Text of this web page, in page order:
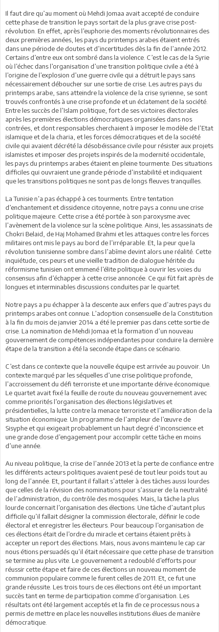
Il faut dire qu’au moment où Mehdi Jomaa avait accepté de conduire
cette phase de transition le pays sortait de la plus grave crise post-
révolution. En effet, après l’euphorie des moments révolutionnaires des
deux premières années, les pays du printemps arabes étaient entrés
dans une période de doutes et d’incertitudes dès la fin de l’année 2012.
Certains d’entre eux ont sombré dans la violence. C’est le cas de la Syrie
où l’échec dans l’organisation d’une transition politique civile a été à
l’origine de l’explosion d’une guerre civile qui a détruit le pays sans
nécessairement déboucher sur une sortie de crise. Les autres pays du
printemps arabe, sans atteindre la violence de la crise syrienne, se sont
trouvés confrontés à une crise profonde et un éclatement de la société.
Entre les succès de l’Islam politique, fort de ses victoires électorales
après les premières élections démocratiques organisées dans nos
contrées, et dont responsables cherchaient à imposer le modèle de l’Etat
islamique et de la charia, et les forces démocratiques et de la société
civile qui avaient décrété la désobéissance civile pour résister aux projets
islamistes et imposer des projets inspirés de la modernité occidentale,
les pays du printemps arabes étaient en pleine tourmente. Des situations
difficiles qui ouvraient une grande période d’instabilité et indiquaient
que les transitions politiques ne sont pas de longs fleuves tranquilles.
La Tunisie n’a pas échappé à ces tourments. Entre tentation
d’enchantement et dissidence citoyenne, notre pays a connu une crise
politique majeure. Cette crise a été portée à son paroxysme avec
l’avènement de la violence sur la scène politique. Ainsi, les assassinats de
Chokri Belaid, de Haj Mohamed Brahmi et les attaques contre les forces
militaires ont mis le pays au bord de l’irréparable. Et, la peur que la
révolution tunisienne sombre dans l’abîme devint alors une réalité. Cette
inquiétude, ces peurs et une vieille tradition de dialogue héritée du
réformisme tunisien ont emmené l’élite politique à ouvrir les voies du
consensus afin d’échapper à cette crise annoncée. Ce qui fût fait après de
longues et interminables discussions conduites par le quartet.
Notre pays a pu échapper à la descente aux enfers que d’autres pays du
printemps arabes ont connue. L’adoption consensuelle de la Constitution
à la fin du mois de janvier 2014 a été le premier pas dans cette sortie de
crise. La nomination de Mehdi Jomaa et la formation d’un nouveau
gouvernement de compétences indépendantes pour conduire la dernière
étape de la transition a été la seconde étape dans ce scénario.
C’est dans ce contexte que la nouvelle équipe est arrivée au pouvoir. Un
contexte marqué par les séquelles d’une crise politique profonde,
l’accroissement du défi terroriste et une importante dérive économique.
Le quartet avait fixé la feuille de route du nouveau gouvernement avec
comme priorités l’organisation des élections législatives et
présidentielles, la lutte contre la menace terroriste et l’amélioration de la
situation économique. Un programme de l’ampleur de l’œuvre de
Sisyphe et qui exigeait probablement un haut degré d’inconscience et
une grande dose d’engagement pour accomplir cette tâche en moins
d’une année.
Au niveau politique, la crise de l’année 2013 et la perte de confiance entre
les différents acteurs politiques avaient pesé de tout leur poids tout au
long de l’année. Et, pourtant il fallait s’atteler à des tâches aussi lourdes
que celles de la révision des nominations pour s’assurer de la neutralité
de l’administration, du contrôle des mosquées. Mais, la tâche la plus
lourde concernait l’organisation des élections. Une tâche d’autant plus
difficile qu’il fallait désigner la commission électorale, définir le code
électoral et enregistrer les électeurs. Pour beaucoup l’organisation de
ces élections était de l’ordre du miracle et certains étaient prêts à
accepter un report des élections. Mais, nous avons maintenu le cap car
nous étions persuadés qu’il était nécessaire que cette phase de transition
se termine au plus vite. Le gouvernement a redoublé d’efforts pour
réussir cette étape et faire de ces élections un nouveau moment de
communion populaire comme le furent celles de 2011. Et, ce fut une
grande réussite. Les trois tours de ces élections ont été un important
succès tant en terme de participation comme d’organisation. Les
résultats ont été largement acceptés et la fin de ce processus nous a
permis de mettre en place les nouvelles institutions élues de manière
démocratique.